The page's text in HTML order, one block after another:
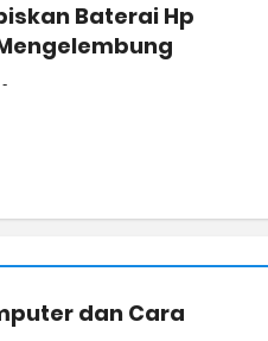
Baterai Hp
dan Cara